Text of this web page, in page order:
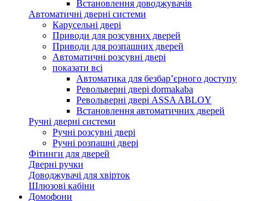
Встановлення доводжувачів
Автоматичні дверні системи
Карусельні двері
Приводи для розсувних дверей
Приводи для розпашних дверей
Автоматичні розсувні двері
показати всі
Автоматика для безбар’єрного доступу
Револьверні двері dormakaba
Револьверні двері ASSA ABLOY
Встановлення автоматичних дверей
Ручні дверні системи
Ручні розсувні двері
Ручні розпашні двері
Фітинги для дверей
Дверні ручки
Доводжувачі для хвірток
Шлюзові кабіни
Домофони